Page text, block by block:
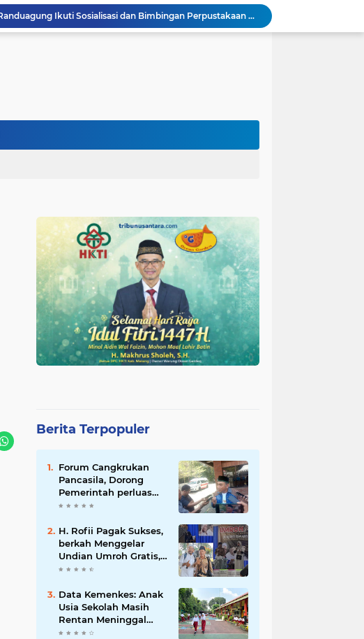
TMMD Ke 129 Kodim 0904/Paser Terima Kunjungan Dari Tim Wasev Mabesad
Hikmah Bafaqih Wakil Ketua Komisi E DPRD Provinsi Jatim, dukung perlindungan Anak di Ponpes melalui Penerapan (SOP) di Malang Raya.
Satgas TMMD Ke 129 Kodim 0904/Paser Pasang Lantai Baru Pada Rumah Bapak Harim
Berita Terpopuler
Forum Cangkrukan
Pancasila, Dorong
Pemerintah perluas
intensif Perpajakan
UMKM.
H. Rofii Pagak Sukses,
berkah Menggelar
Undian Umroh Gratis,
Wujud Kepedulian
Data Kemenkes: Anak
Usia Sekolah Masih
Rentan Meninggal
Akibat DBD